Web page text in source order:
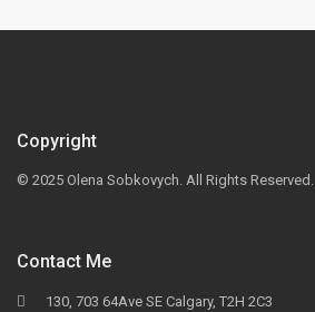
Copyright
© 2025 Olena Sobkovych. All Rights Reserved.
Contact Me
130, 703 64Ave SE Calgary, T2H 2C3